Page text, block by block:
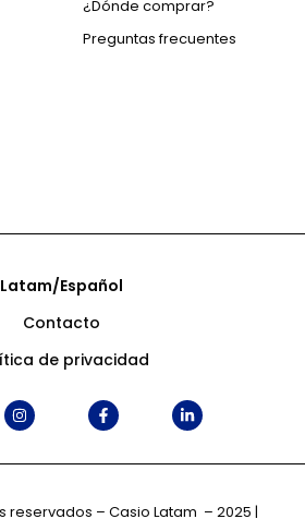
¿Dónde comprar?
Preguntas frecuentes
Latam/Español
Contacto
de privacidad
reservados – Casio Latam – 2025 |